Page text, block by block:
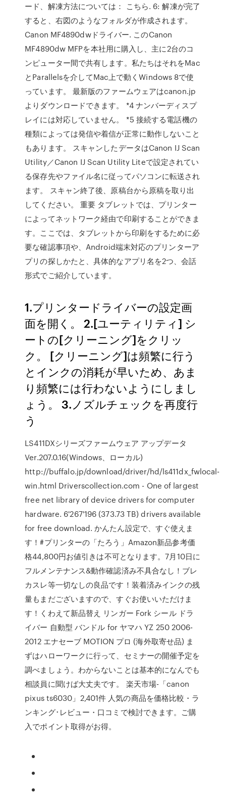
ード、解凍方法については： こちら. 6: 解凍が完了
すると、右図のようなフォルダが作成されます。
Canon MF4890dwドライバー. このCanon
MF4890dw MFPを本社用に購入し、主に2台のコ
ンピューター間で共有します。私たちはそれをMac
とParallelsを介してMac上で動くWindows 8で使
っています。 最新版のファームウェアはcanon.jp
よりダウンロードできます。 *4 ナンバーディスプ
レイには対応していません。 *5 接続する電話機の
種類によっては発信や着信が正常に動作しないこと
もあります。 スキャンしたデータはCanon IJ Scan
Utility／Canon IJ Scan Utility Liteで設定されてい
る保存先やファイル名に従ってパソコンに転送され
ます。 スキャン終了後、原稿台から原稿を取り出
してください。 重要 タブレットでは、プリンター
によってネットワーク経由で印刷することができま
す。ここでは、タブレットから印刷をするために必
要な確認事項や、Android端末対応のプリンターア
プリの探しかたと、具体的なアプリ名を2つ、会話
形式でご紹介しています。
1.プリンタードライバーの設定画
面を開く。 2.[ユーティリティ] シ
ートの[クリーニング]をクリッ
ク。 [クリーニング]は頻繁に行う
とインクの消耗が早いため、あま
り頻繁には行わないようにしまし
ょう。 3.ノズルチェックを再度行
う
LS411DXシリーズファームウェア アップデータ
Ver.207.0.16(Windows、ローカル)
http://buffalo.jp/download/driver/hd/ls411dx_fwlocal-
win.html Driverscollection.com - One of largest
free net library of device drivers for computer
hardware. 6'267'196 (373.73 TB) drivers available
for free download. かんたん設定で、すぐ使えま
す！#プリンターの「たろう」Amazon新品参考価
格44,800円お値引きは不可となります。7月10日に
フルメンテナンス&動作確認済み不具合なし！ブレ
カスレ等一切なしの良品です！装着済みインクの残
量もまだございますので、すぐお使いいただけま
す！くわえて新品替え リンガー Fork シール ドラ
イバー 自動型 バンドル for ヤマハ YZ 250 2006-
2012 エナセーブ MOTION プロ (海外取寄せ品) ま
ずはハローワークに行って、セミナーの開催予定を
調べましょう。わからないことは基本的になんでも
相談員に聞けば大丈夫です。 楽天市場-「canon
pixus ts6030」2,401件 人気の商品を価格比較・ラ
ンキング･レビュー・口コミで検討できます。ご購
入でポイント取得がお得。